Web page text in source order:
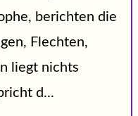
berichten die
Flechten,
liegt nichts
d...